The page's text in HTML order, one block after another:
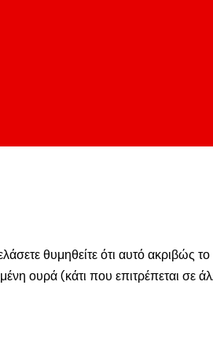
θυμηθείτε ότι αυτό ακριβώς το
ουρά (κάτι που επιτρέπεται σε